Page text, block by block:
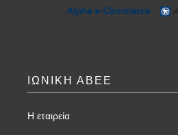
ΙΩΝΙΚΗ ΑΒΕΕ
Η εταιρεία